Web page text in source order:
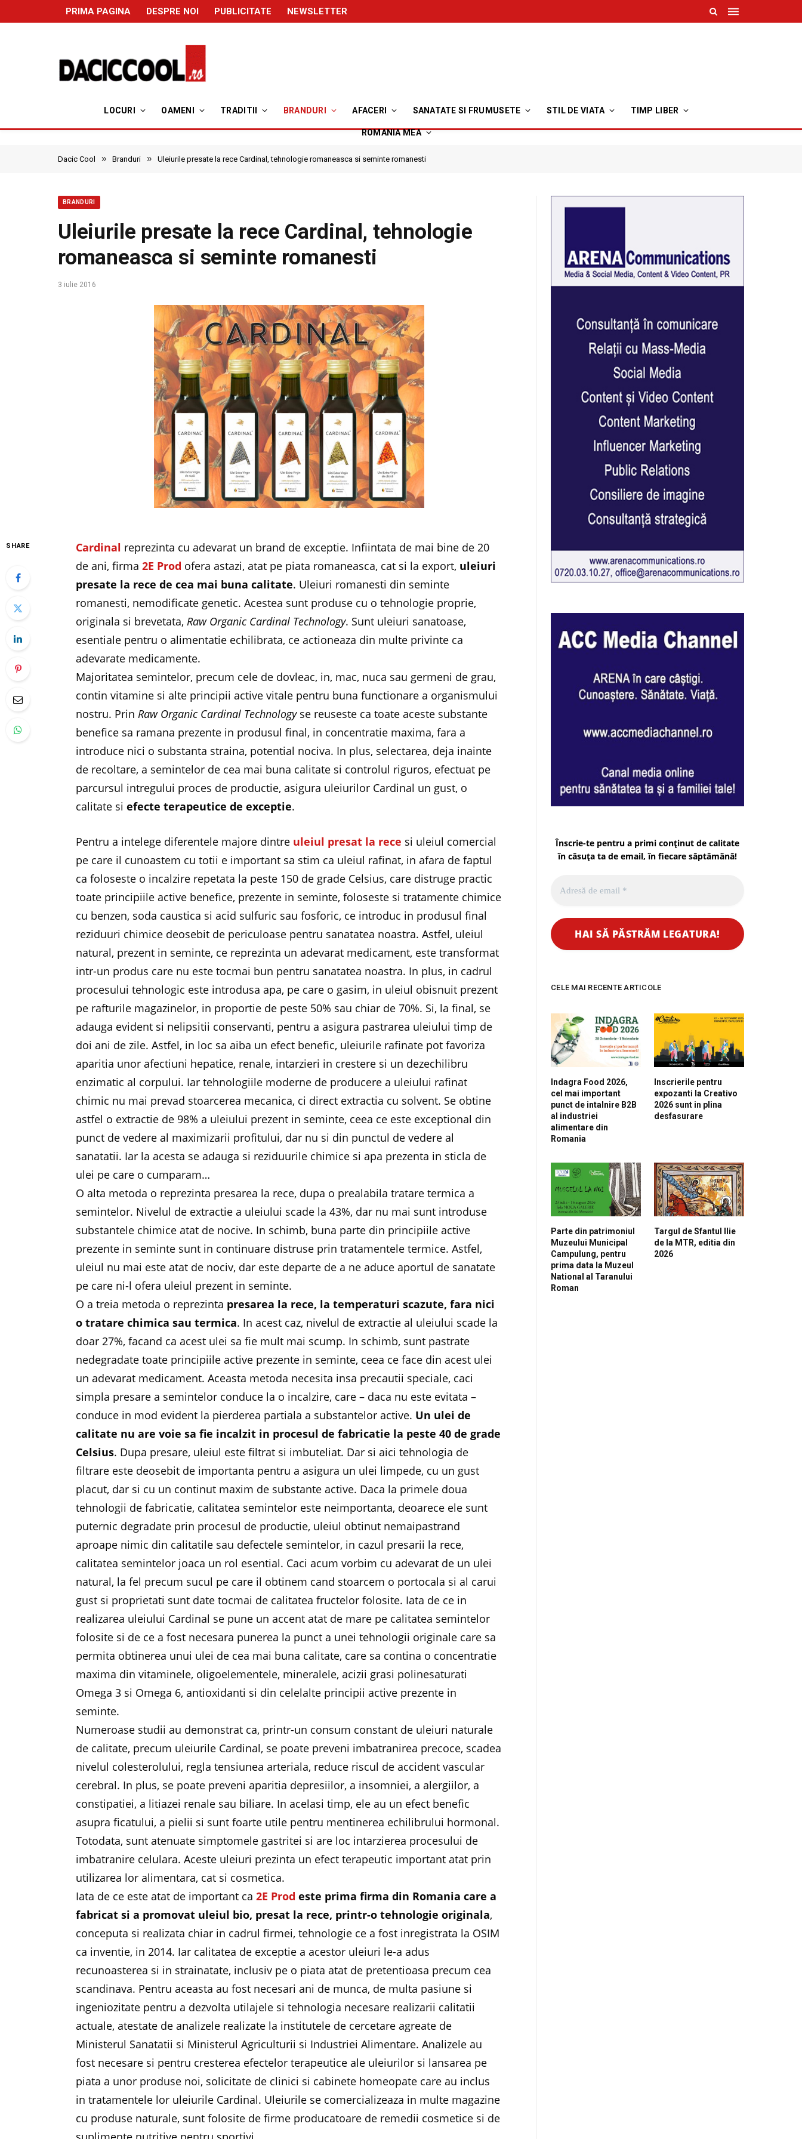
PRIMA PAGINA DESPRE NOI PUBLICITATE NEWSLETTER
LOCURI OAMENI TRADITII BRANDURI AFACERI SANATATE SI FRUMUSETE STIL DE VIATA TIMP LIBER
ROMANIA MEA
Dacic Cool » Branduri » Uleiurile presate la rece Cardinal, tehnologie romaneasca si seminte romanesti
BRANDURI
Uleiurile presate la rece Cardinal, tehnologie
romaneasca si seminte romanesti
3 iulie 2016
SHARE Cardinal reprezinta cu adevarat un brand de exceptie. Infiintata de mai bine de 20
de ani, firma2E Prod ofera astazi, atat pe piata romaneasca, cat si la export, uleiuri
presate la rece de cea mai buna calitate. Uleiuri romanesti din seminte
romanesti, nemodificate genetic. Acestea sunt produse cu o tehnologie proprie,
originala si brevetata,Raw Organic Cardinal Technology. Sunt uleiuri sanatoase,
esentiale pentru o alimentatie echilibrata, ce actioneaza din multe privinte ca
adevarate medicamente.
Majoritatea semintelor, precum cele de dovleac, in, mac, nuca sau germeni de grau,
contin vitamine si alte principii active vitale pentru buna functionare a organismului
nostru. PrinRaw Organic Cardinal Technology se reuseste ca toate aceste substante
benefice sa ramana prezente in produsul final, in concentratie maxima, fara a
introduce nici o substanta straina, potential nociva. In plus, selectarea, deja inainte
de recoltare, a semintelor de cea mai buna calitate si controlul riguros, efectuat pe
parcursul intregului proces de productie, asigura uleiurilor Cardinal un gust, o
calitate siefecte terapeutice de exceptie.
Pentru a intelege diferentele majore dintre uleiul presat la rece si uleiul comercial
pe care il cunoastem cu totii e important sa stim ca uleiul rafinat, in afara de faptul
ca foloseste o incalzire repetata la peste 150 de grade Celsius, care distruge practic
toate principiile active benefice, prezente in seminte, foloseste si tratamente chimice
cu benzen, soda caustica si acid sulfuric sau fosforic, ce introduc in produsul final
reziduuri chimice deosebit de periculoase pentru sanatatea noastra. Astfel, uleiul
natural, prezent in seminte, ce reprezinta un adevarat medicament, este transformat
intr-un produs care nu este tocmai bun pentru sanatatea noastra. In plus, in cadrul
procesului tehnologic este introdusa apa, pe care o gasim, in uleiul obisnuit prezent
pe rafturile magazinelor, in proportie de peste 50% sau chiar de 70%. Si, la final, se
adauga evident si nelipsitii conservanti, pentru a asigura pastrarea uleiului timp de
doi ani de zile. Astfel, in loc sa aiba un efect benefic, uleiurile rafinate pot favoriza
aparitia unor afectiuni hepatice, renale, intarzieri in crestere si un dezechilibru
enzimatic al corpului. Iar tehnologiile moderne de producere a uleiului rafinat
chimic nu mai prevad stoarcerea mecanica, ci direct extractia cu solvent. Se obtine
astfel o extractie de 98% a uleiului prezent in seminte, ceea ce este exceptional din
punct de vedere al maximizarii profitului, dar nu si din punctul de vedere al
sanatatii. Iar la acesta se adauga si reziduurile chimice si apa prezenta in sticla de
ulei pe care o cumparam…
O alta metoda o reprezinta presarea la rece, dupa o prealabila tratare termica a
semintelor. Nivelul de extractie a uleiului scade la 43%, dar nu mai sunt introduse
substantele chimice atat de nocive. In schimb, buna parte din principiile active
prezente in seminte sunt in continuare distruse prin tratamentele termice. Astfel,
uleiul nu mai este atat de nociv, dar este departe de a ne aduce aportul de sanatate
pe care ni-l ofera uleiul prezent in seminte.
O a treia metoda o reprezinta presarea la rece, la temperaturi scazute, fara nici
o tratare chimica sau termica. In acest caz, nivelul de extractie al uleiului scade la
doar 27%, facand ca acest ulei sa fie mult mai scump. In schimb, sunt pastrate
nedegradate toate principiile active prezente in seminte, ceea ce face din acest ulei
un adevarat medicament. Aceasta metoda necesita insa precautii speciale, caci
simpla presare a semintelor conduce la o incalzire, care – daca nu este evitata –
conduce in mod evident la pierderea partiala a substantelor active. Un ulei de
calitate nu are voie sa fie incalzit in procesul de fabricatie la peste 40 de grade
Celsius. Dupa presare, uleiul este filtrat si imbuteliat. Dar si aici tehnologia de
filtrare este deosebit de importanta pentru a asigura un ulei limpede, cu un gust
placut, dar si cu un continut maxim de substante active. Daca la primele doua
tehnologii de fabricatie, calitatea semintelor este neimportanta, deoarece ele sunt
puternic degradate prin procesul de productie, uleiul obtinut nemaipastrand
aproape nimic din calitatile sau defectele semintelor, in cazul presarii la rece,
calitatea semintelor joaca un rol esential. Caci acum vorbim cu adevarat de un ulei
natural, la fel precum sucul pe care il obtinem cand stoarcem o portocala si al carui
gust si proprietati sunt date tocmai de calitatea fructelor folosite. Iata de ce in
realizarea uleiului Cardinal se pune un accent atat de mare pe calitatea semintelor
folosite si de ce a fost necesara punerea la punct a unei tehnologii originale care sa
permita obtinerea unui ulei de cea mai buna calitate, care sa contina o concentratie
maxima din vitaminele, oligoelementele, mineralele, acizii grasi polinesaturati
Omega 3 si Omega 6, antioxidanti si din celelalte principii active prezente in
seminte.
Numeroase studii au demonstrat ca, printr-un consum constant de uleiuri naturale
de calitate, precum uleiurile Cardinal, se poate preveni imbatranirea precoce, scadea
nivelul colesterolului, regla tensiunea arteriala, reduce riscul de accident vascular
cerebral. In plus, se poate preveni aparitia depresiilor, a insomniei, a alergiilor, a
constipatiei, a litiazei renale sau biliare. In acelasi timp, ele au un efect benefic
asupra ficatului, a pielii si sunt foarte utile pentru mentinerea echilibrului hormonal.
Totodata, sunt atenuate simptomele gastritei si are loc intarzierea procesului de
imbatranire celulara. Aceste uleiuri prezinta un efect terapeutic important atat prin
utilizarea lor alimentara, cat si cosmetica.
Iata de ce este atat de important ca2E Prod este prima firma din Romania care a
fabricat si a promovat uleiul bio, presat la rece, printr-o tehnologie originala,
conceputa si realizata chiar in cadrul firmei, tehnologie ce a fost inregistrata la OSIM
ca inventie, in 2014. Iar calitatea de exceptie a acestor uleiuri le-a adus
recunoasterea si in strainatate, inclusiv pe o piata atat de pretentioasa precum cea
scandinava. Pentru aceasta au fost necesari ani de munca, de multa pasiune si
ingeniozitate pentru a dezvolta utilajele si tehnologia necesare realizarii calitatii
actuale, atestate de analizele realizate la institutele de cercetare agreate de
Ministerul Sanatatii si Ministerul Agriculturii si Industriei Alimentare. Analizele au
fost necesare si pentru cresterea efectelor terapeutice ale uleiurilor si lansarea pe
piata a unor produse noi, solicitate de clinici si cabinete homeopate care au inclus
in tratamentele lor uleiurile Cardinal. Uleiurile se comercializeaza in multe magazine
cu produse naturale, sunt folosite de firme producatoare de remedii cosmetice si de
Înscrie-te pentru a primi conținut de calitate
în căsuța ta de email, în fiecare săptămână!
CELE MAI RECENTE ARTICOLE
Indagra Food 2026,
cel mai important
punct de intalnire B2B
al industriei
alimentare din
Romania
Inscrierile pentru
expozanti la Creativo
2026 sunt in plina
desfasurare
Parte din patrimoniul
Muzeului Municipal
Campulung, pentru
prima data la Muzeul
National al Taranului
Roman
Targul de Sfantul Ilie
de la MTR, editia din
2026